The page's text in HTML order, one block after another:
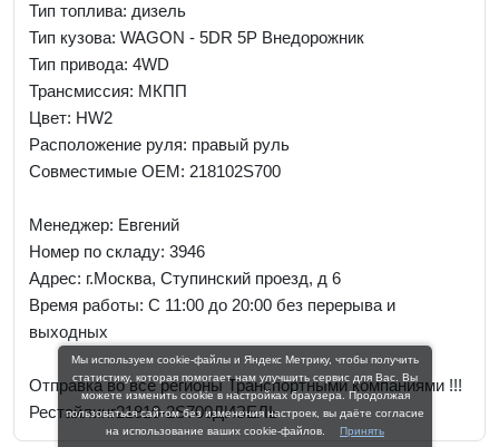
Тип топлива: дизель
Тип кузова: WAGON - 5DR 5P Внедорожник
Тип привода: 4WD
Трансмиссия: МКПП
Цвет: HW2
Расположение руля: правый руль
Совместимые OEM: 218102S700
Менеджер: Евгений
Номер по складу: 3946
Адрес: г.Москва, Ступинский проезд, д 6
Время работы: С 11:00 до 20:00 без перерыва и
выходных
Отправка во все регионы Транспортными компаниями !!!
Рестайлинг21810-2S700ДИЗЕЛЬ
Мы используем cookie-файлы и Яндекс Метрику, чтобы получить
статистику, которая помогает нам улучшить сервис для Вас. Вы
можете изменить cookie в настройках браузера. Продолжая
пользоваться сайтом без изменения настроек, вы даёте согласие
на использование ваших cookie-файлов.
Принять